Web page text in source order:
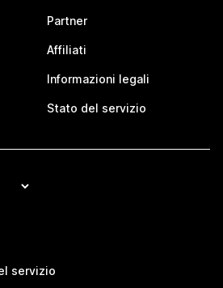
Partner
Affiliati
Informazioni legali
Stato del servizio
servizio